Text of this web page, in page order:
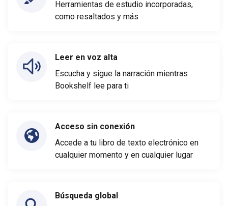
Herramientas de estudio incorporadas,
como resaltados y más
Leer en voz alta
Escucha y sigue la narración mientras
Bookshelf lee para ti
Acceso sin conexión
Accede a tu libro de texto electrónico en
cualquier momento y en cualquier lugar
Búsqueda global